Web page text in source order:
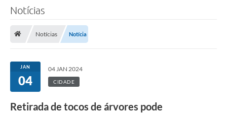
Transparência
Secretarias
Notícias
Notícias Notícia
JAN
04
04 JAN 2024
CIDADE
Retirada de tocos de árvores pode